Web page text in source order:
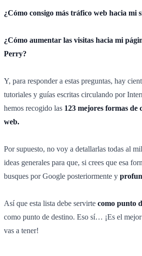
¿Cómo consigo más tráfico web hacia mi
¿Cómo aumentar las visitas hacia mi
Perry?
Y, para responder a estas preguntas, hay
tutoriales y guías escritas circulando por
hemos recogido las 123 mejores formas de
web.
Por supuesto, no voy a detallarlas todas al
ideas generales para que, si crees que esa
busques por Google posteriormente y
Así que esta lista debe servirte como punto
como punto de destino. Eso sí… ¡Es el
vas a tener!